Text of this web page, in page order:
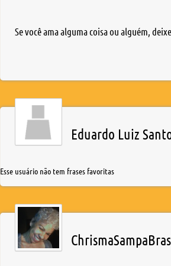
Se você ama alguma coisa ou alguém,
Eduardo Luiz
Esse usuário não tem frases favoritas